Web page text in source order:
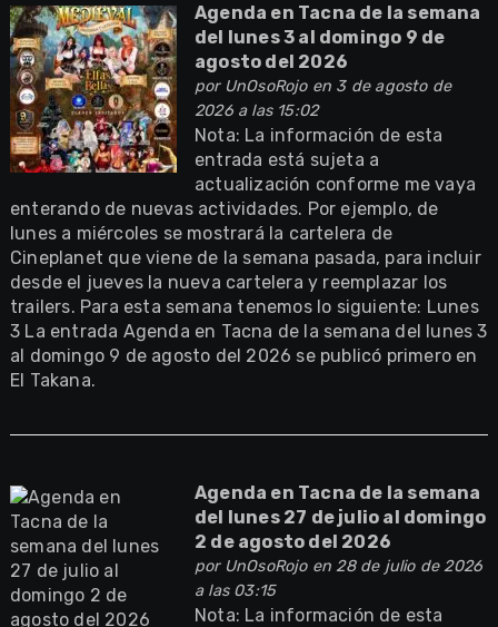
Agenda en Tacna de la semana
del lunes 3 al domingo 9 de
agosto del 2026
por UnOsoRojoen 3 de agosto de
2026 a las 15:02
Nota: La información de esta
entrada está sujeta a
actualización conforme me vaya
enterando de nuevas actividades. Por ejemplo, de
lunes a miércoles se mostrará la cartelera de
Cineplanet que viene de la semana pasada, para incluir
desde el jueves la nueva cartelera y reemplazar los
trailers. Para esta semana tenemos lo siguiente: Lunes
3 La entrada Agenda en Tacna de la semana del lunes 3
al domingo 9 de agosto del 2026 se publicó primero en
El Takana.
Agenda en Tacna de la semana
del lunes 27 de julio al domingo
2 de agosto del 2026
por UnOsoRojoen 28 de julio de 2026
a las 03:15
Nota: La información de esta